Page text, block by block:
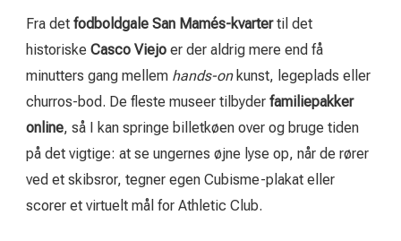
Fra det fodboldgale San Mamés-kvartertil det
historiske Casco Viejo er der aldrig mere end få
minutters gang mellem hands-onkunst, legeplads eller
churros-bod. De fleste museer tilbyder familiepakker
online, så I kan springe billetkøen over og bruge tiden
på det vigtige: at se ungernes øjne lyse op, når de rører
ved et skibsror, tegner egen Cubisme-plakat eller
scorer et virtuelt mål for Athletic Club.